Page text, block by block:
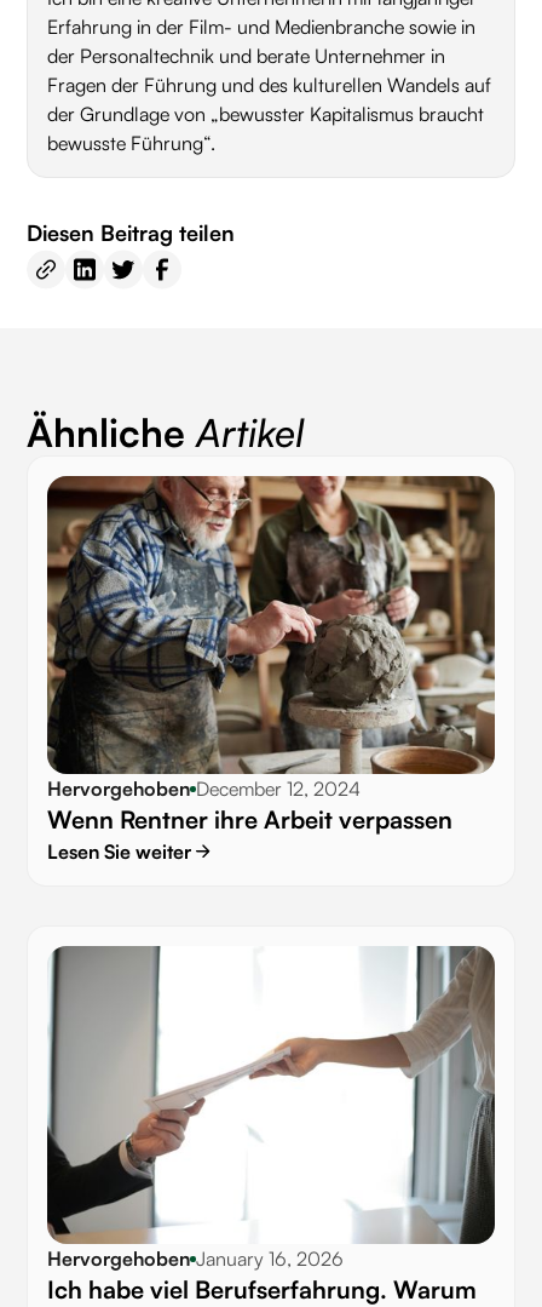
Erfahrung in der Film- und Medienbranche sowie in
der Personaltechnik und berate Unternehmer in
Fragen der Führung und des kulturellen Wandels auf
der Grundlage von „bewusster Kapitalismus braucht
bewusste Führung“.
Diesen Beitrag teilen
ÄhnlicheArtikel
Hervorgehoben December 12, 2024
Wenn Rentner ihre Arbeit verpassen
Lesen Sie weiter
Hervorgehoben January 16, 2026
Ich habe viel Berufserfahrung. Warum